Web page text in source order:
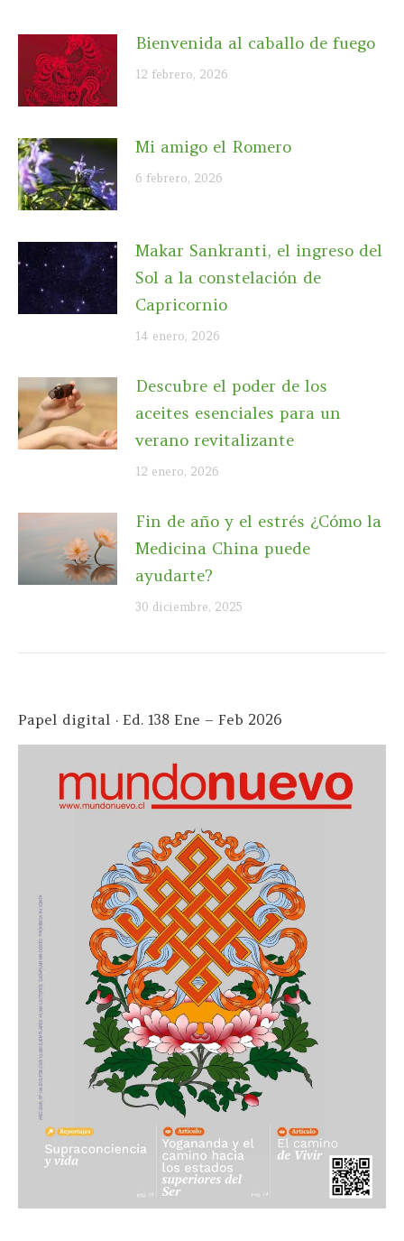
Bienvenida al caballo de fuego
12 febrero, 2026
Mi amigo el Romero
6 febrero, 2026
Makar Sankranti, el ingreso del
Sol a la constelación de
Capricornio
14 enero, 2026
Descubre el poder de los
aceites esenciales para un
verano revitalizante
12 enero, 2026
Fin de año y el estrés ¿Cómo la
Medicina China puede
ayudarte?
30 diciembre, 2025
Papel digital · Ed. 138 Ene – Feb 2026